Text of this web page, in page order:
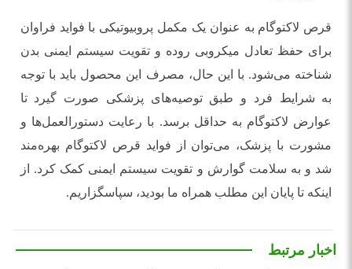
قرص لاکتوگام به عنوان یک مکمل پروبیوتیکی با فواید فراوان
برای حفظ تعادل میکروبی روده و تقویت سیستم ایمنی بدن
شناخته می‌شود. با این حال، مصرف این محصول باید با توجه
به شرایط فرد و طبق توصیه‌های پزشکی صورت گیرد تا
عوارض لاکتوگام به حداقل برسد. با رعایت دستورالعمل‌ها و
مشورت با پزشک، می‌توان از فواید قرص لاکتوگام بهره‌مند
شد و به سلامت گوارش و تقویت سیستم ایمنی کمک کرد. از
اینکه تا پایان این مطلب همراه ما بودید، سپاسگزاریم.
اخبار مرتبط